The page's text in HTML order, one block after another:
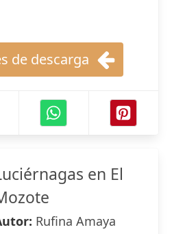
de descarga
en El
Rufina Amaya